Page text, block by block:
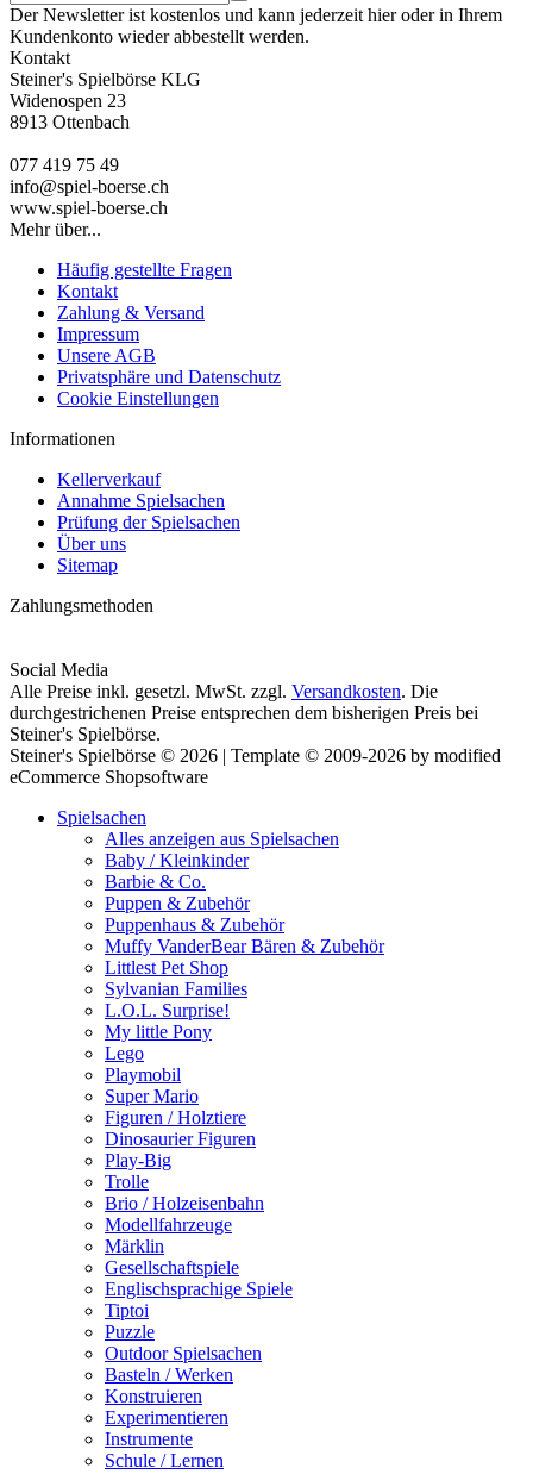
Der Newsletter ist kostenlos und kann jederzeit hier oder in Ihrem
Kundenkonto wieder abbestellt werden.
Kontakt
Steiner's Spielbörse KLG
Widenospen 23
8913 Ottenbach
077 419 75 49
info@spiel-boerse.ch
www.spiel-boerse.ch
Mehr über...
Häufig gestellte Fragen
Kontakt
Zahlung & Versand
Impressum
Unsere AGB
Privatsphäre und Datenschutz
Cookie Einstellungen
Informationen
Kellerverkauf
Annahme Spielsachen
Prüfung der Spielsachen
Über uns
Sitemap
Zahlungsmethoden
Social Media
Alle Preise inkl. gesetzl. MwSt. zzgl. Versandkosten. Die
durchgestrichenen Preise entsprechen dem bisherigen Preis bei
Steiner's Spielbörse.
Steiner's Spielbörse © 2026 | Template © 2009-2026 by modified
eCommerce Shopsoftware
Spielsachen
Alles anzeigen aus Spielsachen
Baby / Kleinkinder
Barbie & Co.
Puppen & Zubehör
Puppenhaus & Zubehör
Muffy VanderBear Bären & Zubehör
Littlest Pet Shop
Sylvanian Families
L.O.L. Surprise!
My little Pony
Lego
Playmobil
Super Mario
Figuren / Holztiere
Dinosaurier Figuren
Play-Big
Trolle
Brio / Holzeisenbahn
Modellfahrzeuge
Märklin
Gesellschaftspiele
Englischsprachige Spiele
Tiptoi
Puzzle
Outdoor Spielsachen
Basteln / Werken
Konstruieren
Experimentieren
Instrumente
Schule / Lernen